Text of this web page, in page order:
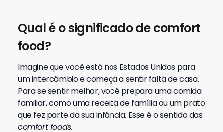
Qual é o significado de comfort
food?
Imagine que você está nos Estados Unidos para
um intercâmbio e começa a sentir falta de casa.
Para se sentir melhor, você prepara uma comida
familiar, como uma receita de família ou um prato
que fez parte da sua infância. Esse é o sentido das
comfort foods.